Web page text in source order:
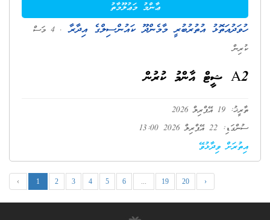
ޢާންމު މަޢުލޫމާތު
ހުވަދުއަތޮޅު އުތުރުބުރީ މާމެންދޫ ކައުންސިލްގެ އިދާރާ
. 4 މަސް
ކުރިން
A2 ޝީޓް އާންމު ކުރުން
ތާރީޚު: 19 އޭޕްރިލް 2026
ސުންގަޑި: 22 އޭޕްރިލް 2026 13:00
އިތުރަށް ވިދާޅުވޭ
‹ 1 2 3 4 5 6 ... 19 20 ›